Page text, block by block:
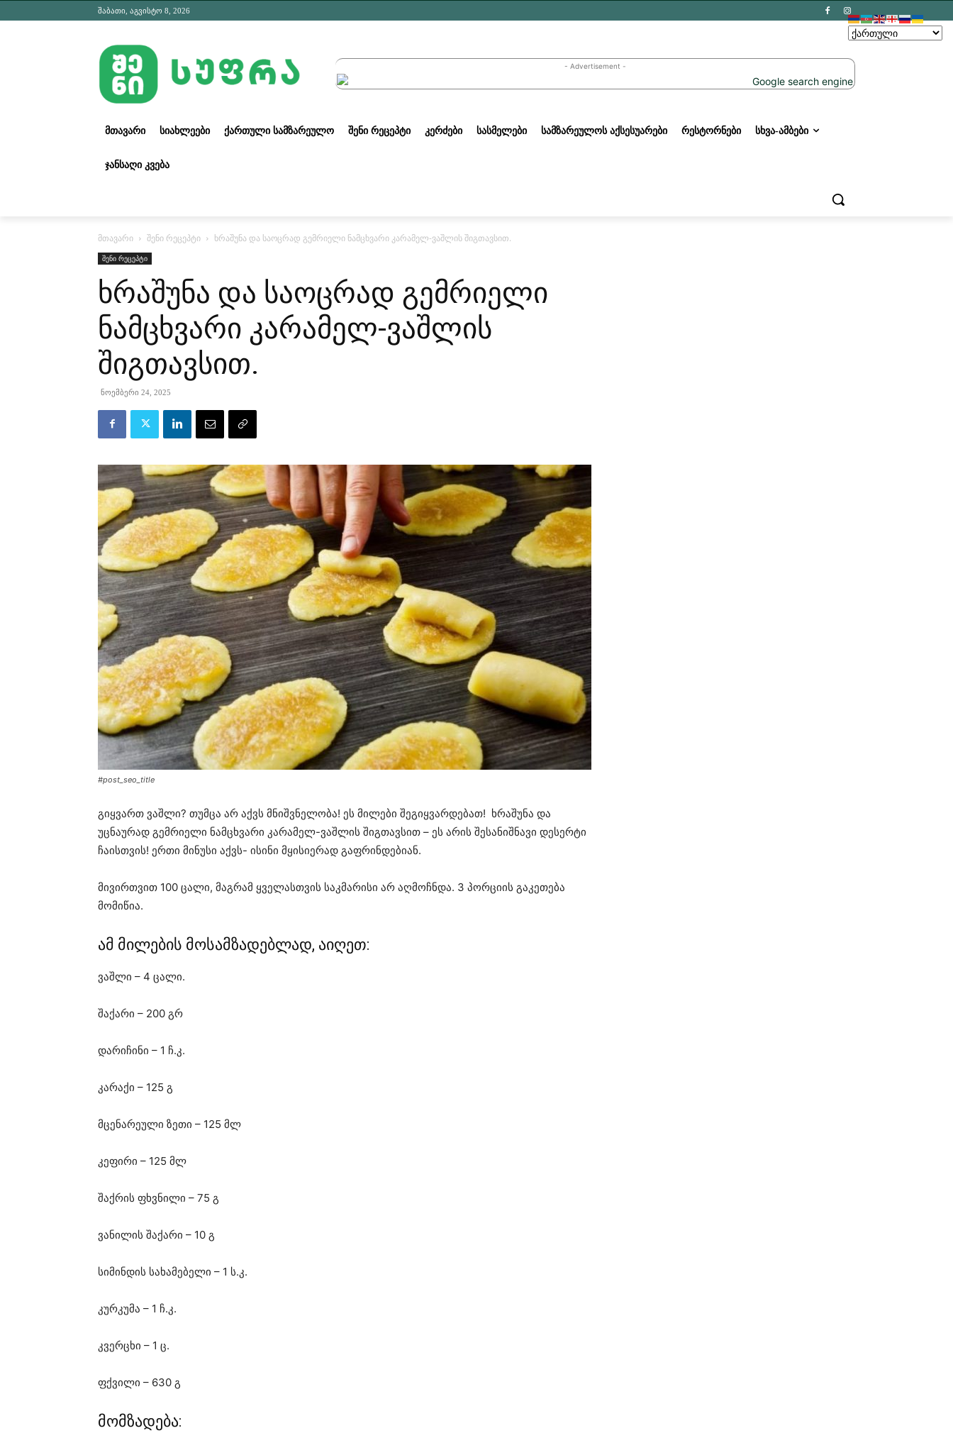
შაბათი, აგვისტო 8, 2026
- Advertisement -
ᲛᲗᲐᲕᲐᲠᲘ ᲡᲘᲐᲮᲚᲔᲔᲑᲘ ᲥᲐᲠᲗᲣᲚᲘ ᲡᲐᲛᲖᲐᲠᲔᲣᲚᲝ ᲨᲔᲜᲘ ᲠᲔᲪᲔᲞᲢᲘ ᲙᲔᲠᲫᲔᲑᲘ ᲡᲐᲡᲛᲔᲚᲔᲑᲘ ᲡᲐᲛᲖᲐᲠᲔᲣᲚᲝᲡ ᲐᲥᲡᲔᲡᲣᲐᲠᲔᲑᲘ ᲠᲔᲡᲢᲝᲠᲜᲔᲑᲘ ᲡᲮᲕᲐ-ᲐᲛᲑᲔᲑᲘ
ᲯᲐᲜᲡᲐᲦᲘ ᲙᲕᲔᲑᲐ
მთავარი შენი რეცეპტი ხრაშუნა და საოცრად გემრიელი ნამცხვარი კარამელ-ვაშლის შიგთავსით.
შენი რეცეპტი
ხრაშუნა და საოცრად გემრიელი
ნამცხვარი კარამელ-ვაშლის
შიგთავსით.
ნოემბერი 24, 2025
#post_seo_title
გიყვართ ვაშლი? თუმცა არ აქვს მნიშვნელობა! ეს მილები შეგიყვარდებათ! ხრაშუნა და
უცნაურად გემრიელი ნამცხვარი კარამელ-ვაშლის შიგთავსით – ეს არის შესანიშნავი დესერტი
ჩაისთვის! ერთი მინუსი აქვს- ისინი მყისიერად გაფრინდებიან.
მივირთვით 100 ცალი, მაგრამ ყველასთვის საკმარისი არ აღმოჩნდა. 3 პორციის გაკეთება
მომიწია.
ამ მილების მოსამზადებლად, აიღეთ:
ვაშლი – 4 ცალი.
შაქარი – 200 გრ
დარიჩინი – 1 ჩ.კ.
კარაქი – 125 გ
მცენარეული ზეთი – 125 მლ
კეფირი – 125 მლ
შაქრის ფხვნილი – 75 გ
ვანილის შაქარი – 10 გ
სიმინდის სახამებელი – 1 ს.კ.
კურკუმა – 1 ჩ.კ.
კვერცხი – 1 ც.
ფქვილი – 630 გ
მომზადება: